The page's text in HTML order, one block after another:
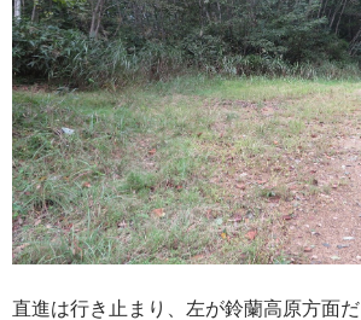
直進は行き止まり、左が鈴蘭高原方面だ